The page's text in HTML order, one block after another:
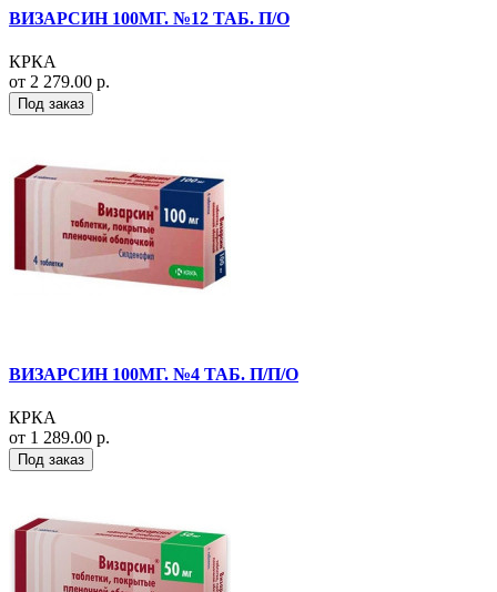
ВИЗАРСИН 100МГ. №12 ТАБ. П/О
КРКА
от 2 279.00 р.
Под заказ
ВИЗАРСИН 100МГ. №4 ТАБ. П/П/О
КРКА
от 1 289.00 р.
Под заказ